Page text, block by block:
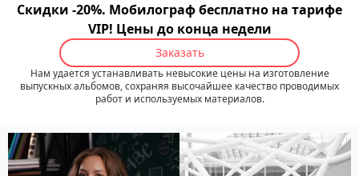
Скидки -20%. Мобилограф бесплатно на тарифе
VIP! Цены до конца недели
Заказать
Нам удается устанавливать невысокие цены на изготовление
выпускных альбомов, сохраняя высочайшее качество проводимых
работ и используемых материалов.